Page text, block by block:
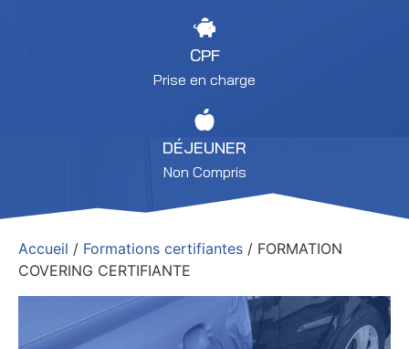
CPF
Prise en charge
DÉJEUNER
Non Compris
Accueil / Formations certifiantes / FORMATION
COVERING CERTIFIANTE